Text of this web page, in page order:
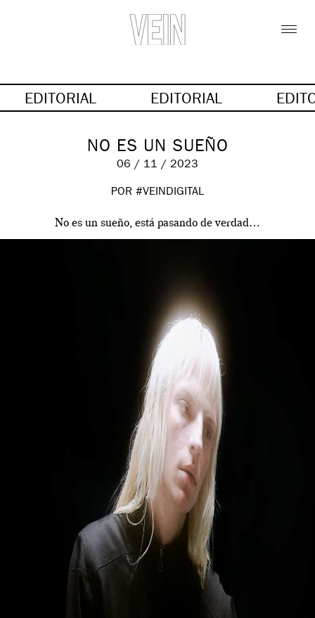
EDITORIAL EDITORIAL
NO ES UN SUEÑO
06 / 11 / 2023
POR #VEINDIGITAL
No es un sueño, está pasando de verdad…